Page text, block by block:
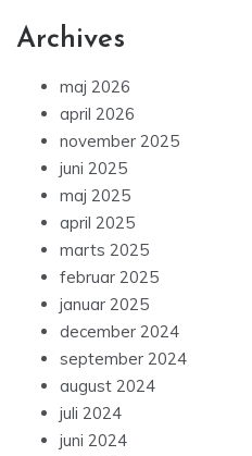
Archives
maj 2026
april 2026
november 2025
juni 2025
maj 2025
april 2025
marts 2025
februar 2025
januar 2025
december 2024
september 2024
august 2024
juli 2024
juni 2024